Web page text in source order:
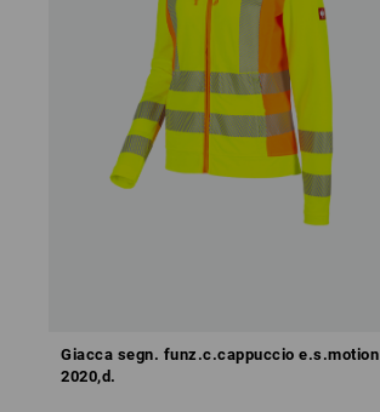
Giacca segn. funz.c.cappuccio e.s.motion
2020,d.